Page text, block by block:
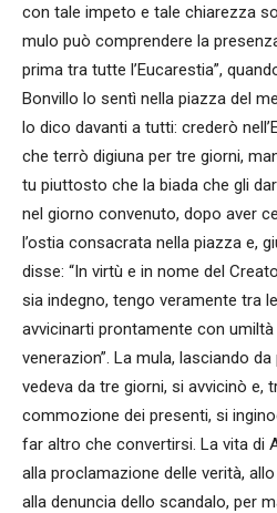
con tale impeto e tale chiarezza
mulo può comprendere la
prima tra tutte l’Eucarestia”,
Bonvillo lo sentì nella piazza del
lo dico davanti a tutti: crederò
che terrò digiuna per tre giorni,
tu piuttosto che la biada che gli
nel giorno convenuto, dopo aver
l’ostia consacrata nella piazza e,
disse: “In virtù e in nome del
sia indegno, tengo veramente tra
avvicinarti prontamente con
venerazion”. La mula, lasciando
vedeva da tre giorni, si avvicinò e,
commozione dei presenti, si
far altro che convertirsi. La vita di
alla proclamazione delle verità,
alla denuncia dello scandalo, per